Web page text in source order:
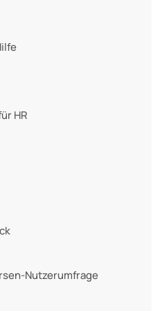
HR
Nutzerumfrage